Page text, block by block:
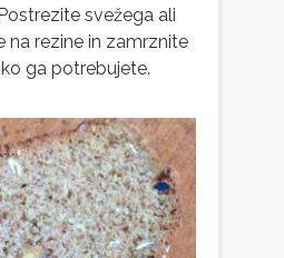
svežega ali
na rezine in zamrznite
ga potrebujete.